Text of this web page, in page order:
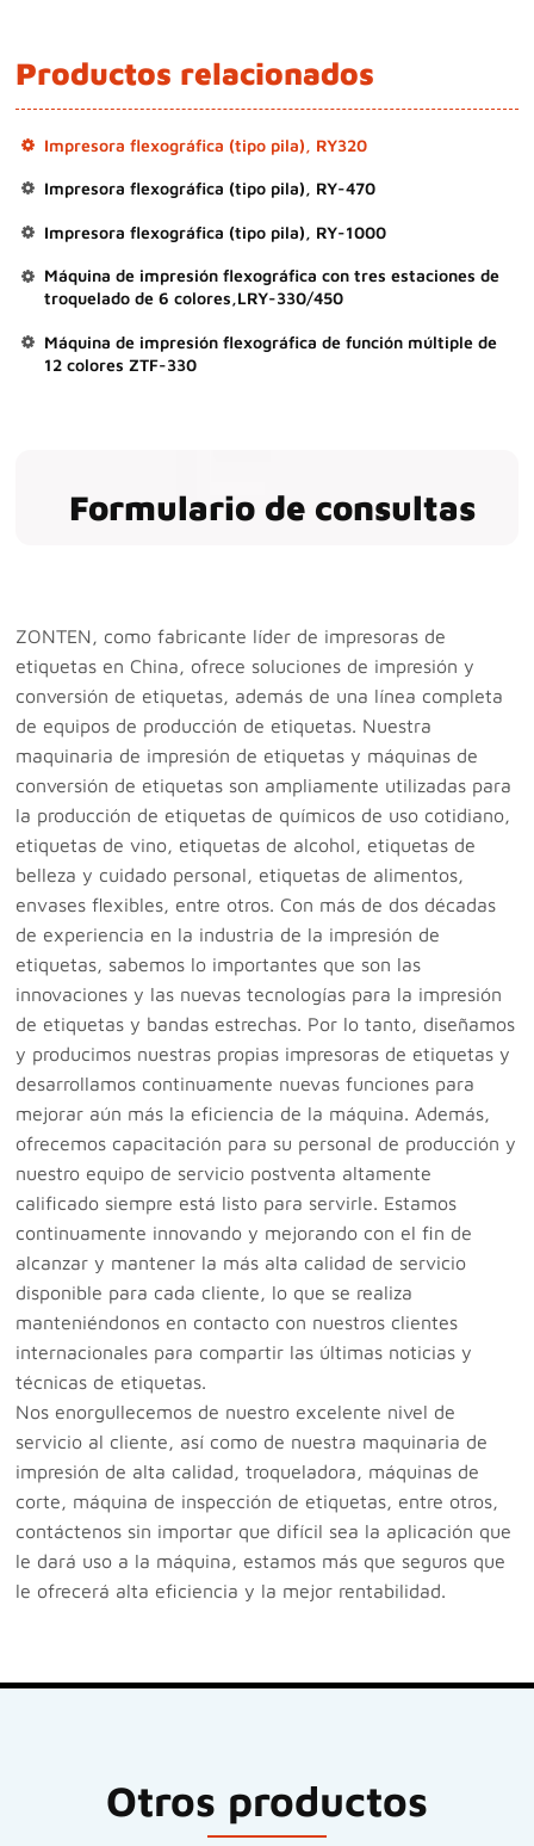
Productos relacionados
Impresora flexográfica (tipo pila), RY320
Impresora flexográfica (tipo pila), RY-470
Impresora flexográfica (tipo pila), RY-1000
Máquina de impresión flexográfica con tres estaciones de
troquelado de 6 colores,LRY-330/450
Máquina de impresión flexográfica de función múltiple de
12 colores ZTF-330
Formulario de consultas
ZONTEN, como fabricante líder de impresoras de
etiquetas en China, ofrece soluciones de impresión y
conversión de etiquetas, además de una línea completa
de equipos de producción de etiquetas. Nuestra
maquinaria de impresión de etiquetas y máquinas de
conversión de etiquetas son ampliamente utilizadas para
la producción de etiquetas de químicos de uso cotidiano,
etiquetas de vino, etiquetas de alcohol, etiquetas de
belleza y cuidado personal, etiquetas de alimentos,
envases flexibles, entre otros. Con más de dos décadas
de experiencia en la industria de la impresión de
etiquetas, sabemos lo importantes que son las
innovaciones y las nuevas tecnologías para la impresión
de etiquetas y bandas estrechas. Por lo tanto, diseñamos
y producimos nuestras propias impresoras de etiquetas y
desarrollamos continuamente nuevas funciones para
mejorar aún más la eficiencia de la máquina. Además,
ofrecemos capacitación para su personal de producción y
nuestro equipo de servicio postventa altamente
calificado siempre está listo para servirle. Estamos
continuamente innovando y mejorando con el fin de
alcanzar y mantener la más alta calidad de servicio
disponible para cada cliente, lo que se realiza
manteniéndonos en contacto con nuestros clientes
internacionales para compartir las últimas noticias y
técnicas de etiquetas.
Nos enorgullecemos de nuestro excelente nivel de
servicio al cliente, así como de nuestra maquinaria de
impresión de alta calidad, troqueladora, máquinas de
corte, máquina de inspección de etiquetas, entre otros,
contáctenos sin importar que difícil sea la aplicación que
le dará uso a la máquina, estamos más que seguros que
le ofrecerá alta eficiencia y la mejor rentabilidad.
Otros productos